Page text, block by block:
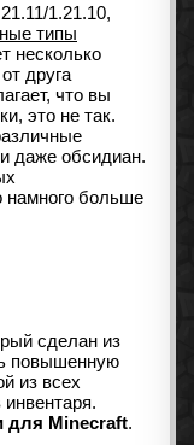
1.21.10,
типы
несколько
друга
что вы
это не так.
даже обсидиан.
намного больше
сделан из
повышенную
из всех
для Minecraft.